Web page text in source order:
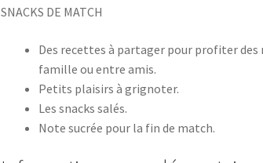
SNACKS DE MATCH
Des recettes à partager pour profiter des
famille ou entre amis.
Petits plaisirs à grignoter.
Les snacks salés.
Note sucrée pour la fin de match.